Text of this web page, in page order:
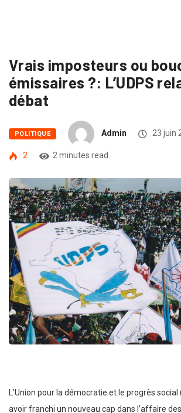
Vrais imposteurs ou
émissaires ?: L’UDPS
débat
POLITIQUE Admin 23 juin
2 2 minutes read
L’Union pour la démocratie et le progrès
avoir franchi un nouveau cap dans l’affaire